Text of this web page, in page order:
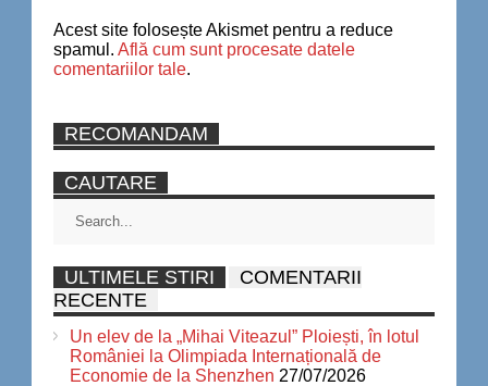
Acest site folosește Akismet pentru a reduce
spamul. Află cum sunt procesate datele
comentariilor tale.
RECOMANDAM
CAUTARE
ULTIMELE STIRI
COMENTARII
RECENTE
Un elev de la „Mihai Viteazul” Ploiești, în lotul
României la Olimpiada Internațională de
Economie de la Shenzhen 27/07/2026